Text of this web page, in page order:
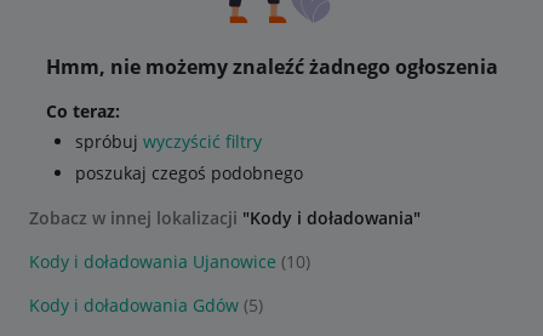
Hmm, nie możemy znaleźć żadnego ogłoszenia
Co teraz:
spróbuj wyczyścić filtry
poszukaj czegoś podobnego
Zobacz w innej lokalizacji "Kody i doładowania"
Kody i doładowania Ujanowice (10)
Kody i doładowania Gdów (5)